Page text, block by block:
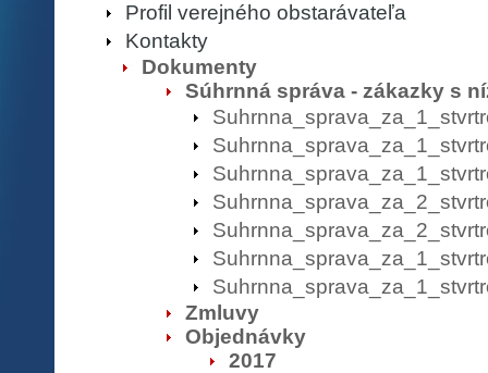
Profil verejného obstarávateľa
Kontakty
Dokumenty
Súhrnná správa - zákazky s
Zmluvy
Objednávky
2017